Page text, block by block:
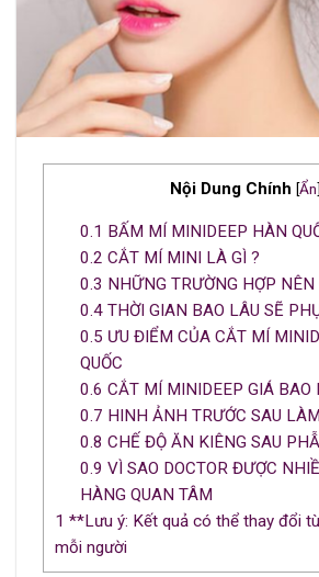
Nội Dung Chính [Ẩn]
0.1 BẤM MÍ MINIDEEP HÀN
0.2 CẮT MÍ MINI LÀ GÌ ?
0.3 NHỮNG TRƯỜNG HỢP
0.4THỜI GIAN BAO LÂU SẼ
0.5 ƯU ĐIỂM CỦA CẮT MÍ
QUỐC
0.6 CẮT MÍ MINIDEEP GIÁ BAO
0.7 HINH ẢNH TRƯỚC SAU
0.8 CHẾ ĐỘ ĂN KIÊNG SAU
0.9 VÌ SAO DOCTOR ĐƯỢC
HÀNG QUAN TÂM
1 **Lưu ý: Kết quả có thể thay đổi
mỗi người